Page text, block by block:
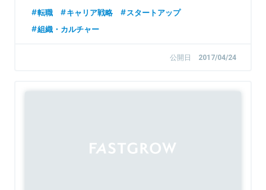
一般財団法人ルビ財団 代表理事
転職 キャリア戦略
スタートアップ
組織・カルチャー
公開日 2017/04/24